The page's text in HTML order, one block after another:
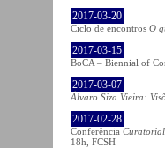
2017-03-20
Ciclo de encontros O
2017-03-15
BoCA – Biennial of
2017-03-07
Álvaro Siza Vieira:
2017-02-28
Conferência
18h, FCSH